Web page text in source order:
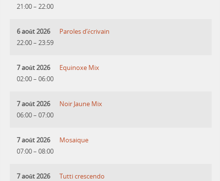
21:00– 22:00
6 août 2026
22:00– 23:59
Paroles d’écrivain
7 août 2026
02:00– 06:00
Equinoxe Mix
7 août 2026
06:00– 07:00
Noir Jaune Mix
7 août 2026
07:00– 08:00
Mosaique
7 août 2026
Tutti crescendo